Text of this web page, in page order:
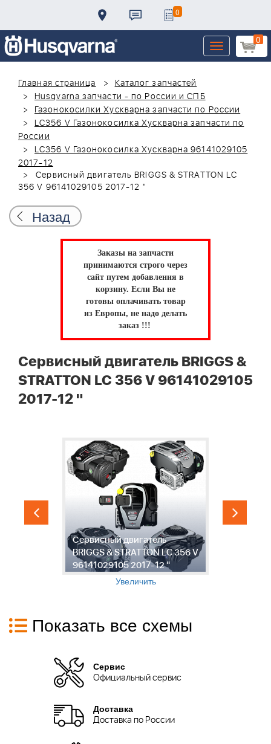
0
0
Toggle
navigation
Главная страница
Каталог запчастей
Husqvarna запчасти - по России и СПБ
Газонокосилки Хускварна запчасти по России
LC356 V Газонокосилка Хускварна запчасти по
России
LC356 V Газонокосилка Хускварна 96141029105
2017-12
Сервисный двигатель BRIGGS & STRATTON LC
356 V 96141029105 2017-12 "
Назад
Заказы на запчасти
принимаются строго через
сайт путем добавления в
корзину. Если Вы не
готовы оплачивать товар
из Европы, не надо делать
заказ !!!
Сервисный двигатель BRIGGS &
STRATTON LC 356 V 96141029105
2017-12 "
Сервисный двигатель
BRIGGS & STRATTON LC 356 V
96141029105 2017-12 "
Увеличить
Показать все схемы
Сервис
Официальный сервис
Доставка
Доставка по России